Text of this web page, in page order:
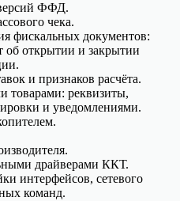
ФФД.
чека.
фискальных документов:
об открытии и закрытии
и признаков расчёта.
товарами: реквизиты,
и уведомлениями.
драйверами ККТ.
интерфейсов, сетевого
команд.